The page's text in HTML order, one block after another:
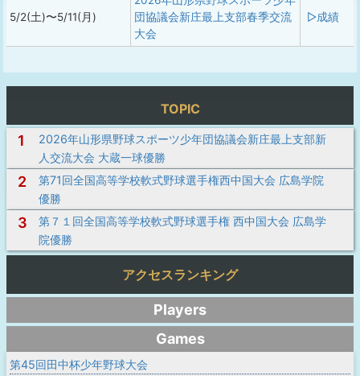
5/2(土)〜5/11(月)
団協議会新庄最上支部春季交流
大会
▷成績
TOPIC
1
2026年山形県野球スポーツ少年団協議会新庄最上支部新
人交流大会 大蔵一球優勝
2
第71回全国高等学校軟式野球選手権西中国大会 広島学院
優勝
3
第７１回全国高等学校軟式野球選手権 西中国大会 広島学
院優勝
アクセスランキング
Players
Games
第45回田中杯少年野球大会